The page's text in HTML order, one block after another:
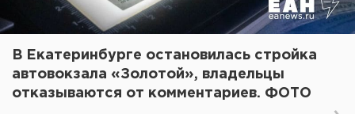
В Екатеринбурге остановилась стройка
автовокзала «Золотой», владельцы
отказываются от комментариев. ФОТО